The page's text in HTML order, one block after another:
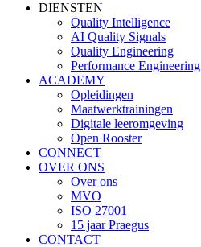
DIENSTEN
Quality Intelligence
AI Quality Signals
Quality Engineering
Performance Engineering
ACADEMY
Opleidingen
Maatwerktrainingen
Digitale leeromgeving
Open Rooster
CONNECT
OVER ONS
Over ons
MVO
ISO 27001
15 jaar Praegus
CONTACT